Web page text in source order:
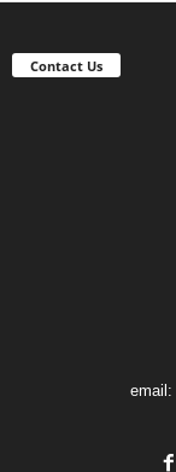
Contact Us
email: